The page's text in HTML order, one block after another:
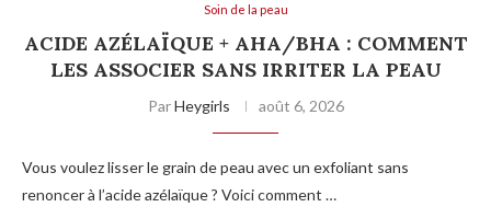
Soin de la peau
ACIDE AZÉLAÏQUE + AHA/BHA : COMMENT
LES ASSOCIER SANS IRRITER LA PEAU
ParHeygirls août 6, 2026
Vous voulez lisser le grain de peau avec un exfoliant sans
renoncer à l’acide azélaïque ? Voici comment …